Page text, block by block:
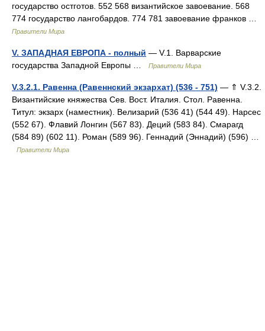
государство остготов. 552 568 византийское завоевание. 568
774 государство лангобардов. 774 781 завоевание франков …
Правители Мира
V. ЗАПАДНАЯ ЕВРОПА - полный — V.1. Варварские
государства Западной Европы …
Правители Мира
V.3.2.1. Равенна (Равеннский экзархат) (536 - 751) — ⇑ V.3.2.
Византийские княжества Сев. Вост. Италия. Стол. Равенна.
Титул: экзарх (наместник). Велизарий (536 41) (544 49). Нарсес
(552 67). Флавий Лонгин (567 83). Деций (583 84). Смарагд
(584 89) (602 11). Роман (589 96). Геннадий (Эннадий) (596) …
Правители Мира